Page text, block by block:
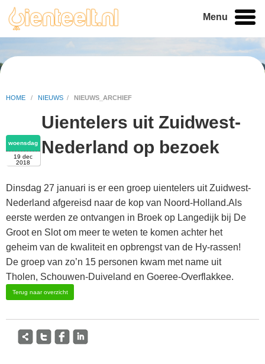
Menu
HOME / NIEUWS / NIEUWS_ARCHIEF
Uientelers uit Zuidwest-
Nederland op bezoek
woensdag
19 dec
2018
Dinsdag 27 januari is er een groep uientelers uit Zuidwest-
Nederland afgereisd naar de kop van Noord-Holland.Als
eerste werden ze ontvangen in Broek op Langedijk bij De
Groot en Slot om meer te weten te komen achter het
geheim van de kwaliteit en opbrengst van de Hy-rassen!
De groep van zo’n 15 personen kwam met name uit
Tholen, Schouwen-Duiveland en Goeree-Overflakkee.
Terug naar overzicht